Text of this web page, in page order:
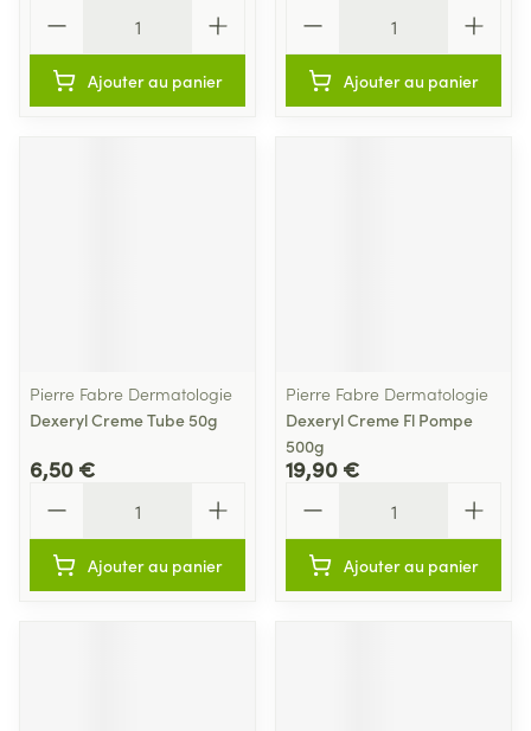
Ajouter au panier Ajouter au panier
Pierre Fabre Dermatologie
Dexeryl Creme Tube 50g
6,50 €
Ajouter au panier
Pierre Fabre Dermatologie
Dexeryl Creme Fl Pompe
500g
19,90 €
Ajouter au panier